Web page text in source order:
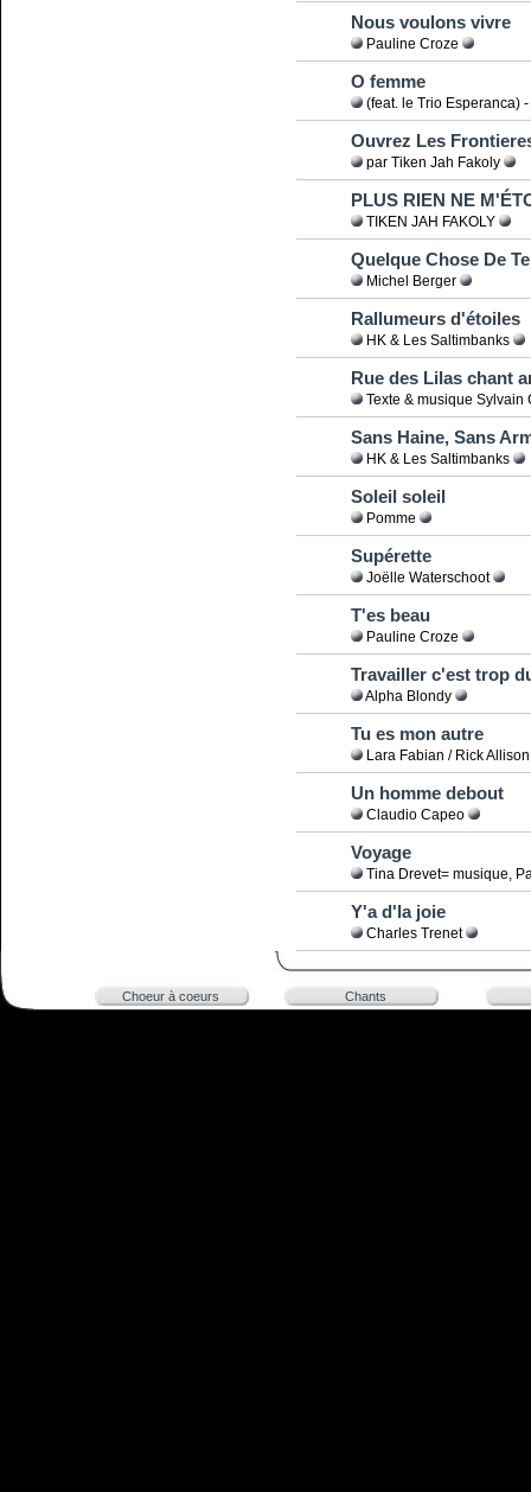
Nous voulons vivre
Pauline Croze
O femme
(feat. le Trio Esperanca)
Ouvrez Les
par Tiken Jah Fakoly
PLUS RIEN NE
TIKEN JAH FAKOLY
Quelque Chose De
Michel Berger
Rallumeurs d'étoiles
HK & Les Saltimbanks
Rue des Lilas chant
Texte & musique Sylvain
Sans Haine, Sans
HK & Les Saltimbanks
Soleil soleil
Pomme
Supérette
Joëlle Waterschoot
T'es beau
Pauline Croze
Travailler c'est trop
Alpha Blondy
Tu es mon autre
Lara Fabian / Rick
Un homme debout
Claudio Capeo
Voyage
Tina Drevet= musique,
Y'a d'la joie
Charles Trenet
Choeur à coeurs Chants